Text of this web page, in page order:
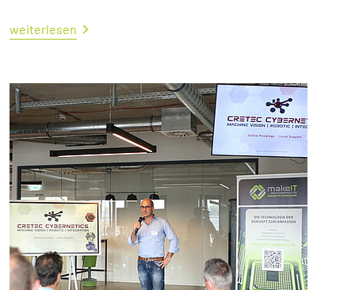
weiterlesen